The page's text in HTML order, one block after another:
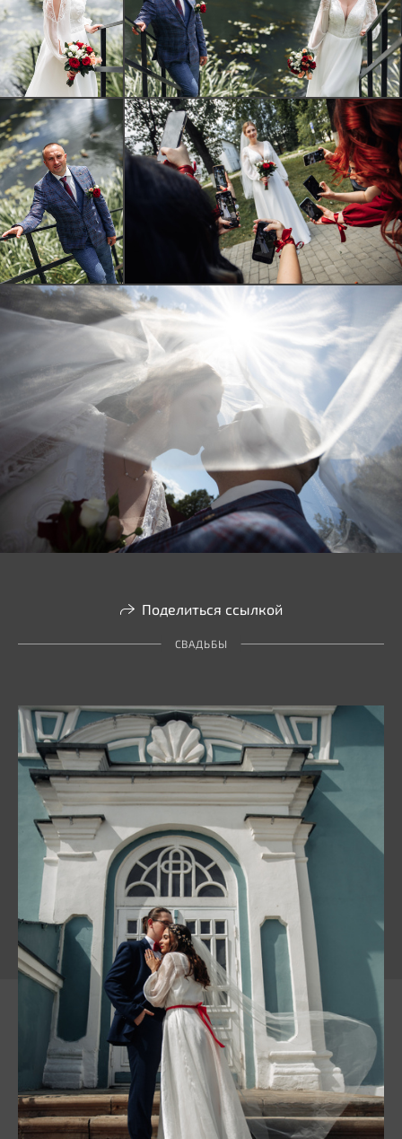
Поделиться ссылкой
СВАДЬБЫ